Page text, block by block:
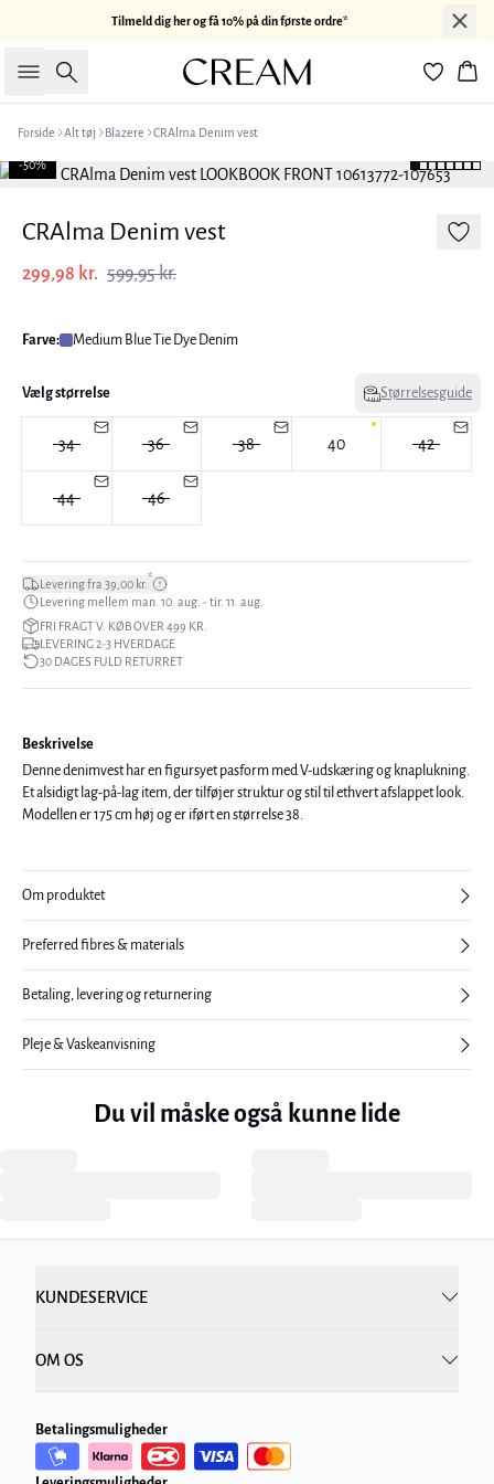
Tilmeld dig her og få 10% på din første ordre*
Søg
Forside Alt tøj Blazere CRAlma Denim vest
-50%
CRAlma Denim vest
299,98 kr. 599,95 kr.
Farve: Medium Blue Tie Dye Denim
Vælg størrelse Størrelsesguide
34 36 38 40 42
44 46
Levering fra 39,00 kr.*
Levering mellem man. 10. aug. - tir. 11. aug.
FRI FRAGT V. KØB OVER 499 KR.
LEVERING 2-3 HVERDAGE
30 DAGES FULD RETURRET
Beskrivelse
Denne denimvest har en figursyet pasform med V-udskæring og knaplukning.
Et alsidigt lag-på-lag item, der tilføjer struktur og stil til ethvert afslappet look.
Modellen er 175 cm høj og er iført en størrelse 38.
Om produktet
Preferred fibres & materials
Betaling, levering og returnering
Pleje & Vaskeanvisning
Du vil måske også kunne lide
KUNDESERVICE
OM OS
Betalingsmuligheder